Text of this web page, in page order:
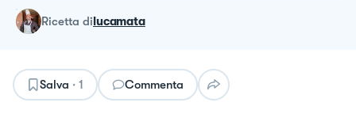
ricetta dilucamata
Salva · 1 Commenta